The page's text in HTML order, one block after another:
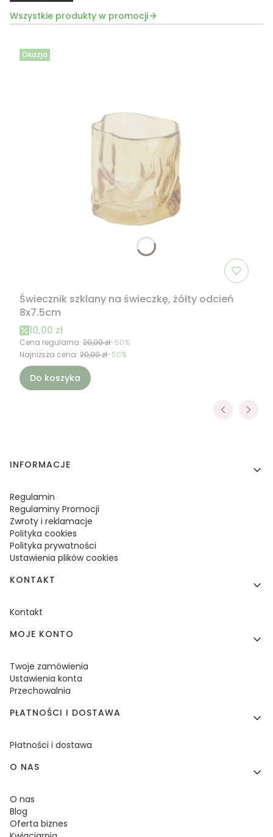
Wszystkie produkty w promocji
Okazja
Świecznik szklany na świeczkę, żółty odcień
8x7.5cm
Cena promocyjna
10,00 zł
Cena regularna: 20,00 zł-50%
Najniższa cena: 20,00 zł-50%
Do koszyka
Linki w stopce
INFORMACJE
Regulamin
Regulaminy Promocji
Zwroty i reklamacje
Polityka cookies
Polityka prywatności
Ustawienia plików cookies
KONTAKT
Kontakt
MOJE KONTO
Twoje zamówienia
Ustawienia konta
Przechowalnia
PŁATNOŚCI I DOSTAWA
Płatności i dostawa
O NAS
O nas
Blog
Oferta biznes